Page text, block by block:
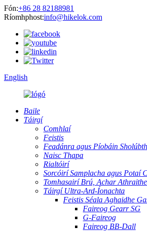
Fón:+86 28 82188981
Ríomhphost:info@hikelok.com
English
Baile
Táirgí
Comhlaí
Feistis
Feadánra agus Píobáin
Naisc Thapa
Rialtóirí
Sorcóirí Samplacha agus Potaí
Tomhasairí Brú, Achar
Táirgí Ultra-Ard-Íonachta
Feistis Séala Aghaidhe
Faireog Gearr SG
G-Faireog
Faireog BB-Dall